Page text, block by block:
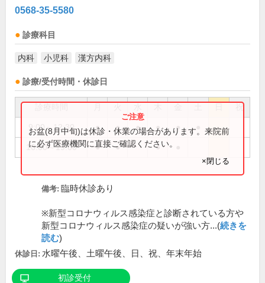
0568-35-5580
診療科目
内科 小児科 漢方内科
診療/受付時間・休診日
祝
9:00～12:30 ● ● ● ● ●
16:00～19:00 ● ● ●
お盆(8月中旬)は休診・休業の場合があります。来院前
に必ず医療機関に直接ご確認ください。
×閉じる
備考: 臨時休診あり
※新型コロナウィルス感染症と診断されている方や
新型コロナウィルス感染症の疑いが強い方...(続きを
読む)
休診日: 水曜午後、土曜午後、日、祝、年末年始
初診受付